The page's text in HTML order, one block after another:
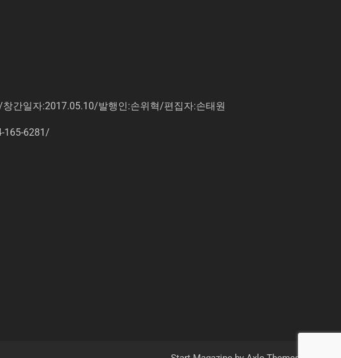
간일자:2017.05.10/발행인:손위혁/편집자:손태원
165-6281/